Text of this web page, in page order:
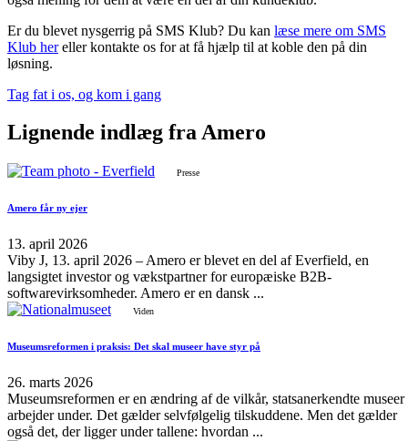
Er du blevet nysgerrig på SMS Klub? Du kan læse mere om SMS
Klub hereller kontakte os for at få hjælp til at koble den på din
løsning.
Tag fat i os, og kom i gang
Lignende indlæg fra Amero
Presse
Amero får ny ejer
13. april 2026
Viby J, 13. april 2026 – Amero er blevet en del af Everfield, en
langsigtet investor og vækstpartner for europæiske B2B-
softwarevirksomheder. Amero er en dansk ...
Viden
Museumsreformen i praksis: Det skal museer have styr på
26. marts 2026
Museumsreformen er en ændring af de vilkår, statsanerkendte museer
arbejder under. Det gælder selvfølgelig tilskuddene. Men det gælder
også det, der ligger under tallene: hvordan ...